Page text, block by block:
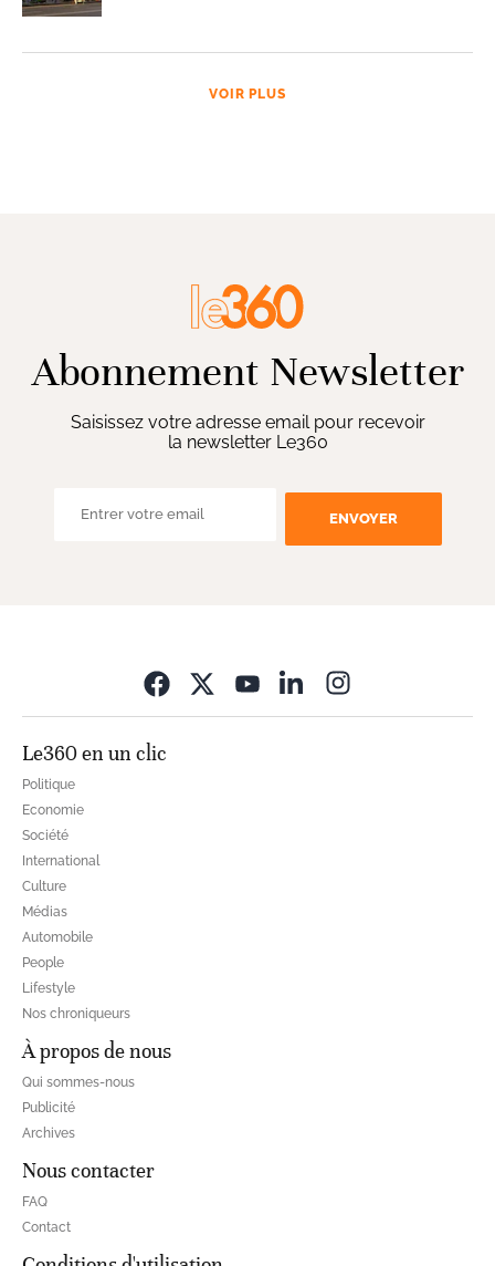
VOIR PLUS
Abonnement Newsletter
Saisissez votre adresse email pour recevoir
la newsletter Le360
ENVOYER
Le360 en un clic
Politique
Economie
Société
International
Culture
Médias
Automobile
People
Lifestyle
Nos chroniqueurs
À propos de nous
Qui sommes-nous
Publicité
Archives
Nous contacter
FAQ
Contact